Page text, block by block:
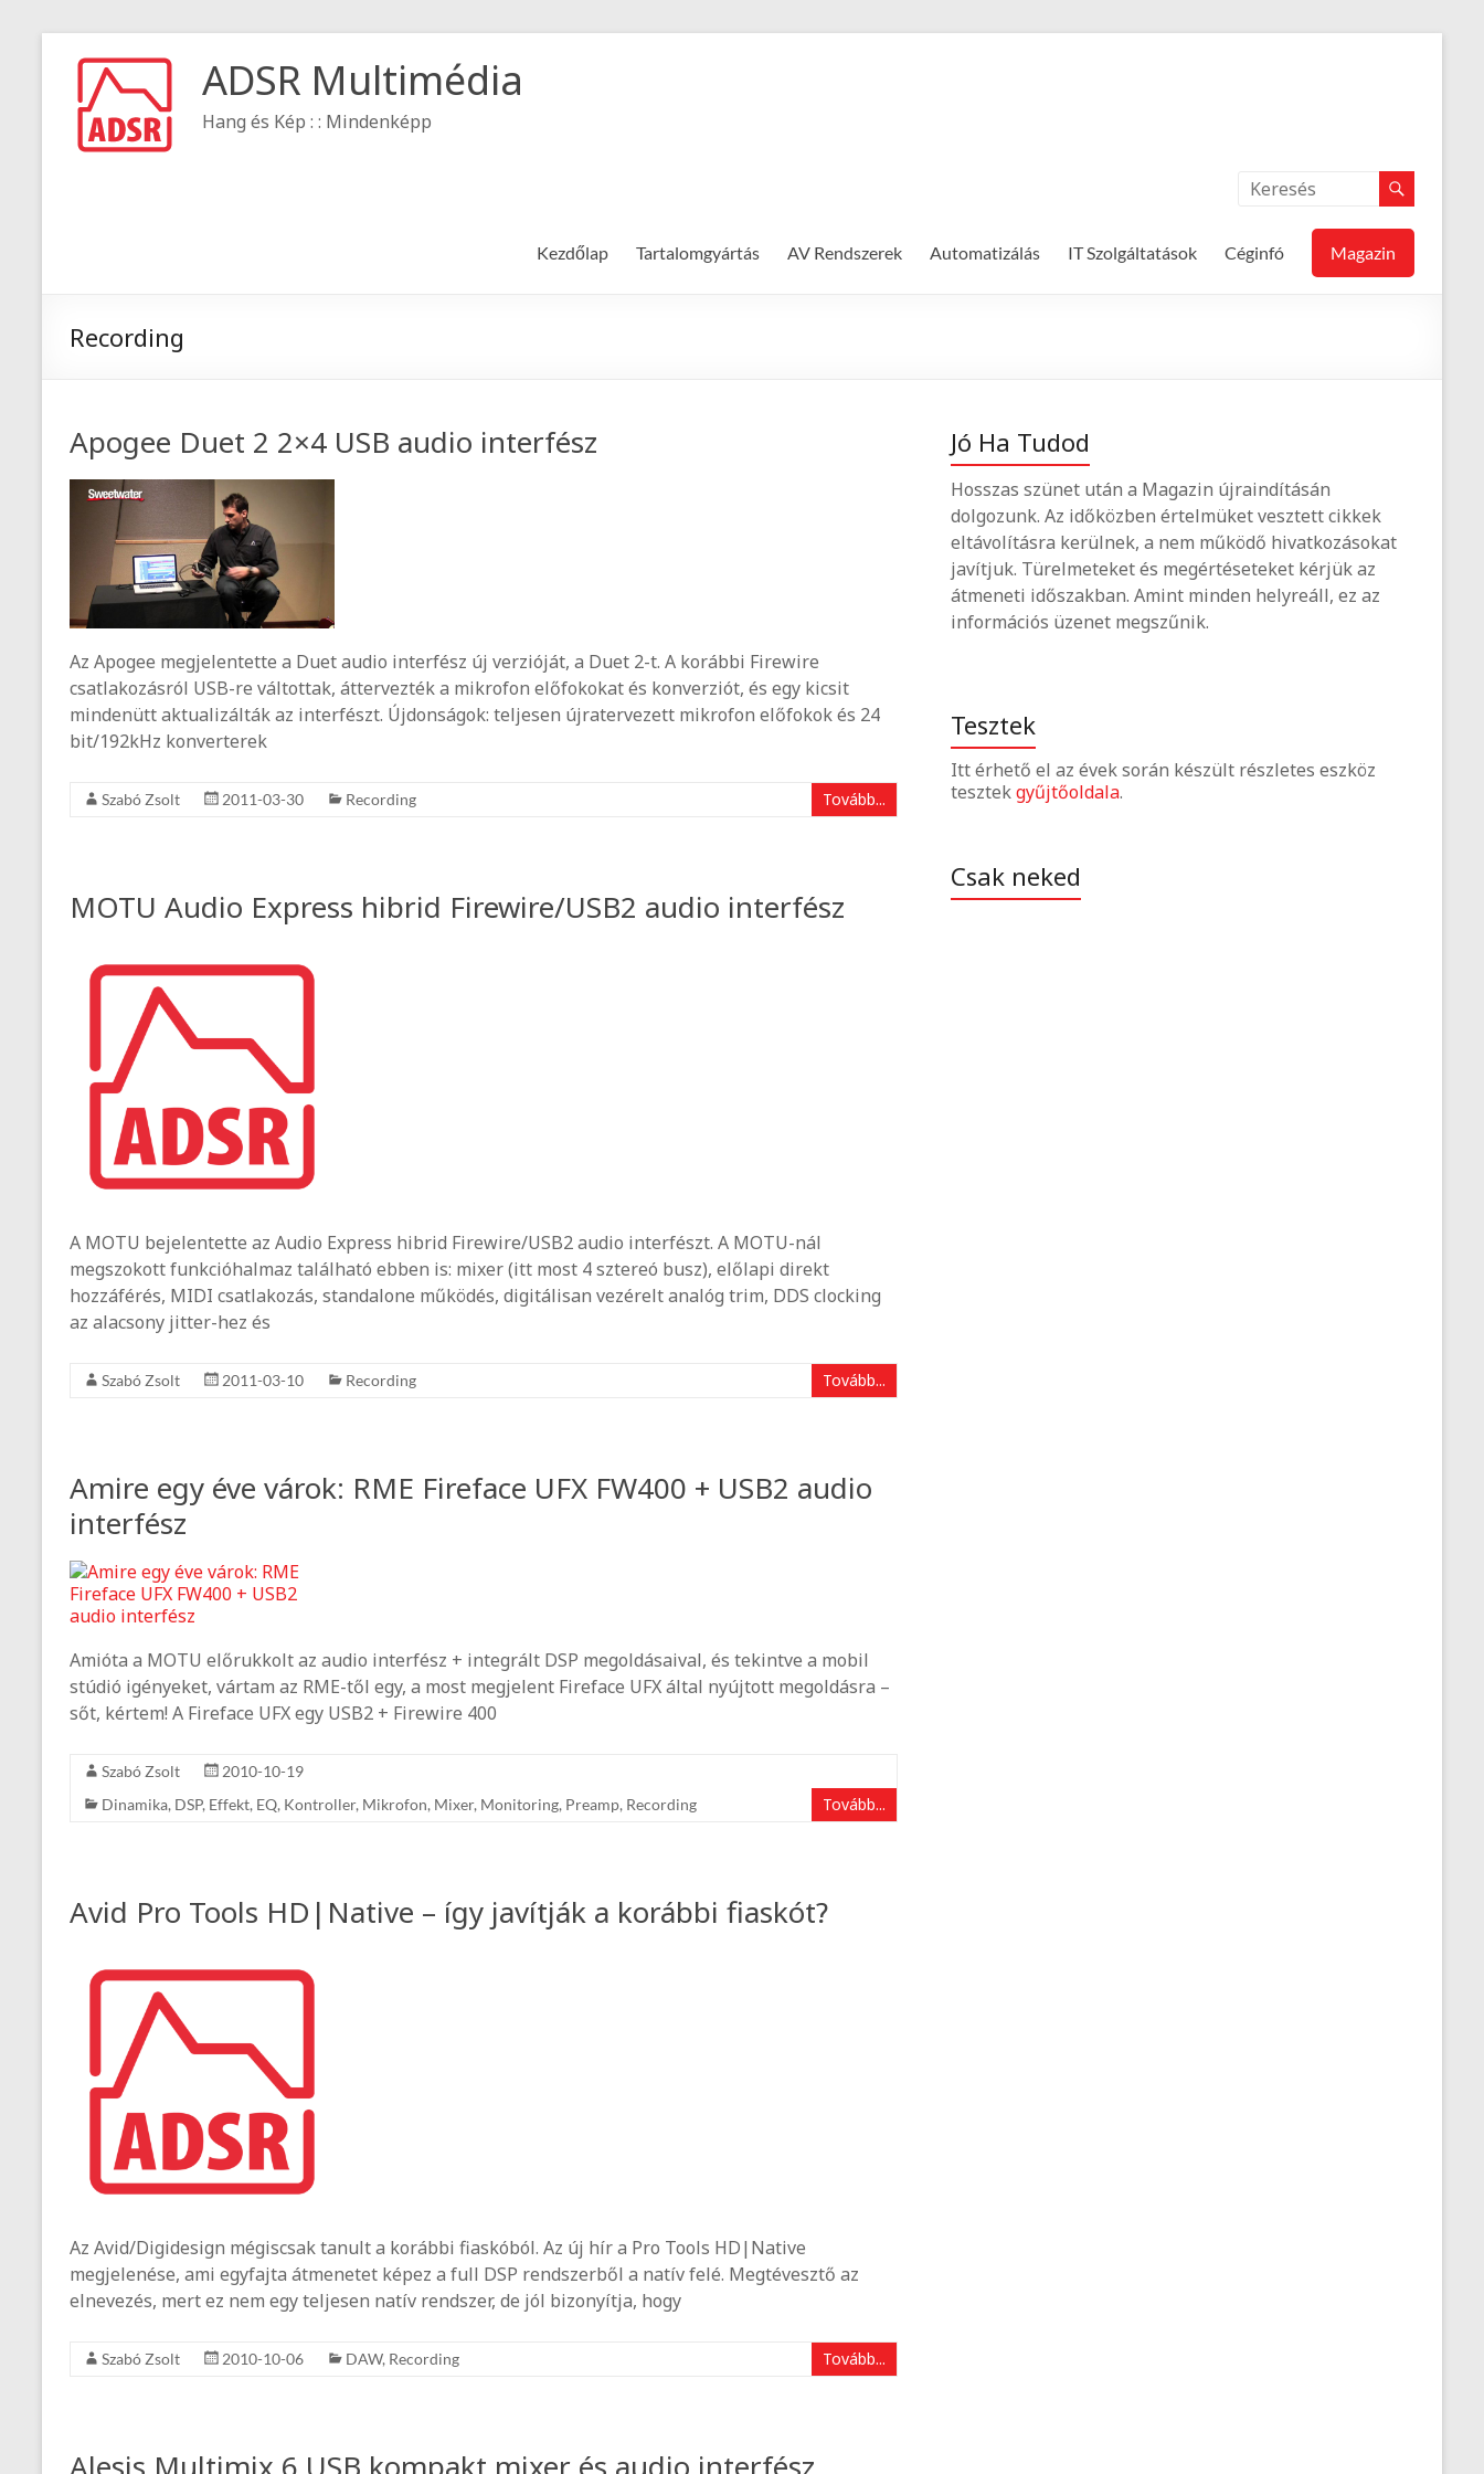
ADSR Multimédia
Hang és Kép : : Mindenképp
Kezdőlap Tartalomgyártás AV Rendszerek Automatizálás IT Szolgáltatások Céginfó Magazin
Recording
Apogee Duet 2 2×4 USB audio interfész
Az Apogee megjelentette a Duet audio interfész új verzióját, a Duet 2-t. A korábbi Firewire
csatlakozásról USB-re váltottak, áttervezték a mikrofon előfokokat és konverziót, és egy kicsit
mindenütt aktualizálták az interfészt. Újdonságok: teljesen újratervezett mikrofon előfokok és 24
bit/192kHz konverterek
Szabó Zsolt 2011-03-30 Recording Tovább...
MOTU Audio Express hibrid Firewire/USB2 audio interfész
A MOTU bejelentette az Audio Express hibrid Firewire/USB2 audio interfészt. A MOTU-nál
megszokott funkcióhalmaz található ebben is: mixer (itt most 4 sztereó busz), előlapi direkt
hozzáférés, MIDI csatlakozás, standalone működés, digitálisan vezérelt analóg trim, DDS clocking
az alacsony jitter-hez és
Szabó Zsolt 2011-03-10 Recording Tovább...
Amire egy éve várok: RME Fireface UFX FW400 + USB2 audio
interfész
Amióta a MOTU előrukkolt az audio interfész + integrált DSP megoldásaival, és tekintve a mobil
stúdió igényeket, vártam az RME-től egy, a most megjelent Fireface UFX által nyújtott megoldásra –
sőt, kértem! A Fireface UFX egy USB2 + Firewire 400
Szabó Zsolt
2010-10-19
Dinamika, DSP, Effekt, EQ, Kontroller, Mikrofon, Mixer, Monitoring, Preamp, Recording Tovább...
Avid Pro Tools HD|Native – így javítják a korábbi fiaskót?
Az Avid/Digidesign mégiscsak tanult a korábbi fiaskóból. Az új hír a Pro Tools HD|Native
megjelenése, ami egyfajta átmenetet képez a full DSP rendszerből a natív felé. Megtévesztő az
elnevezés, mert ez nem egy teljesen natív rendszer, de jól bizonyítja, hogy
Szabó Zsolt 2010-10-06 DAW, Recording Tovább...
Jó Ha Tudod
Hosszas szünet után a Magazin újraindításán
dolgozunk. Az időközben értelmüket vesztett cikkek
eltávolításra kerülnek, a nem működő hivatkozásokat
javítjuk. Türelmeteket és megértéseteket kérjük az
átmeneti időszakban. Amint minden helyreáll, ez az
információs üzenet megszűnik.
Tesztek
Itt érhető el az évek során készült részletes eszköz
tesztekgyűjtőoldala.
Csak neked